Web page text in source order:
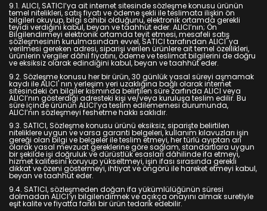
9.1. ALICI, SATICI’ya ait internet sitesinde sözleşme konusu ürünün
temel nitelikleri, satış fiyatı ve ödeme şekli ile teslimata ilişkin ön
bilgileri okuyup, bilgi sahibi olduğunu, elektronik ortamda gerekli
teyidi verdiğini kabul, beyan ve taahhüt eder. ALICI’nın; Ön
Bilgilendirmeyi elektronik ortamda teyit etmesi, mesafeli satış
sözleşmesinin kurulmasından evvel, SATICI tarafından ALICI' ya
verilmesi gereken adresi, siparişi verilen ürünlere ait temel özellikleri,
ürünlerin vergiler dâhil fiyatını, ödeme ve teslimat bilgilerini de doğru
ve eksiksiz olarak edindiğini kabul, beyan ve taahhüt eder.
9.2. Sözleşme konusu her bir ürün, 30 günlük yasal süreyi aşmamak
kaydı ile ALICI' nın yerleşim yeri uzaklığına bağlı olarak internet
sitesindeki ön bilgiler kısmında belirtilen süre zarfında ALICI veya
ALICI’nın gösterdiği adresteki kişi ve/veya kuruluşa teslim edilir. Bu
süre içinde ürünün ALICI’ya teslim edilememesi durumunda,
ALICI’nın sözleşmeyi feshetme hakkı saklıdır.
9.3. SATICI, Sözleşme konusu ürünü eksiksiz, siparişte belirtilen
niteliklere uygun ve varsa garanti belgeleri, kullanım kılavuzları işin
gereği olan bilgi ve belgeler ile teslim etmeyi, her türlü ayıptan arî
olarak yasal mevzuat gereklerine göre sağlam, standartlara uygun
bir şekilde işi doğruluk ve dürüstlük esasları dâhilinde ifa etmeyi,
hizmet kalitesini koruyup yükseltmeyi, işin ifası sırasında gerekli
dikkat ve özeni göstermeyi, ihtiyat ve öngörü ile hareket etmeyi kabul,
beyan ve taahhüt eder.
9.4. SATICI, sözleşmeden doğan ifa yükümlülüğünün süresi
dolmadan ALICI’yı bilgilendirmek ve açıkça onayını almak suretiyle
eşit kalite ve fiyatta farklı bir ürün tedarik edebilir.